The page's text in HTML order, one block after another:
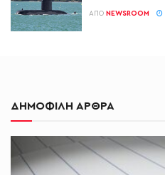
ΑΠΌ NEWSROOM
ΔΗΜΟΦΙΛΗ ΑΡΘΡΑ